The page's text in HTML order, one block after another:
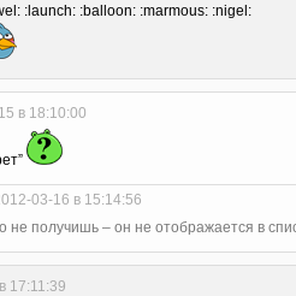
:launch: :balloon: :marmous: :nigel:
в 18:10:00
03-16 в 15:14:56
не получишь – он не отображается в
17:11:39